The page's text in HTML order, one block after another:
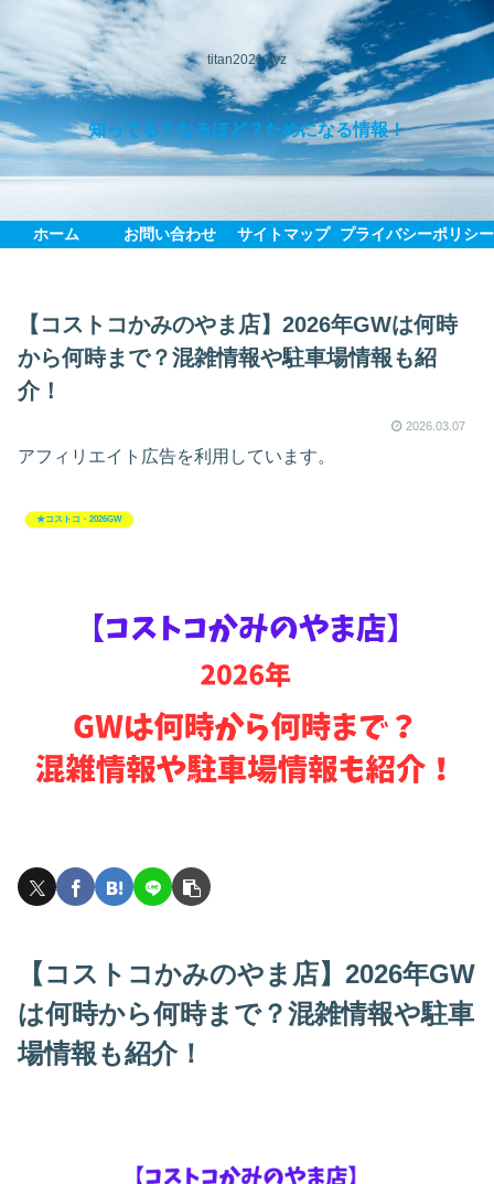
titan2021.xyz
知ってる？なるほど？ためになる情報！
ホーム お問い合わせ サイトマップ プライバシーポリシー
【コストコかみのやま店】2026年GWは何時
から何時まで？混雑情報や駐車場情報も紹
介！
2026.03.07
アフィリエイト広告を利用しています。
★コストコ・2026GW
【コストコかみのやま店】2026年GW
は何時から何時まで？混雑情報や駐車
場情報も紹介！